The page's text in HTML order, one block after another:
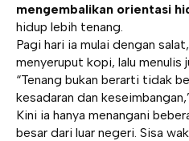
mengembalikan orientasi
hidup lebih tenang.
Pagi hari ia mulai dengan
menyeruput kopi, lalu menulis
“Tenang bukan berarti tidak
kesadaran dan
Kini ia hanya menangani
besar dari luar negeri. Sisa